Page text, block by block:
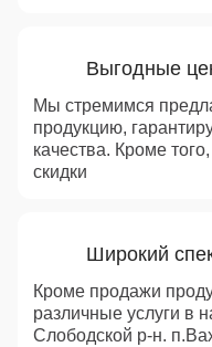
Выгодные
Мы стремимся
продукцию,
качества. Кроме
скидки
Широкий
Кроме продажи
различные услуги в
Слободской р-н.